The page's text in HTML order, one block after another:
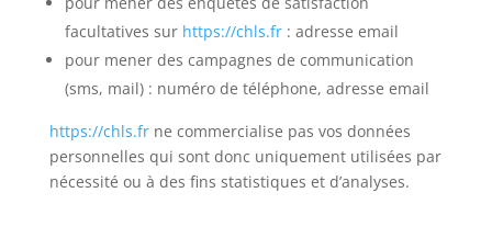
facultatives sur https://chls.fr: adresse email
pour mener des campagnes de communication
(sms, mail) : numéro de téléphone, adresse email
https://chls.frne commercialise pas vos données
personnelles qui sont donc uniquement utilisées par
nécessité ou à des fins statistiques et d’analyses.